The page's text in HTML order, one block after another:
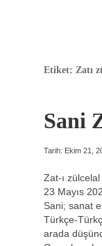
Etiket: Zatı
Sani
Tarih: Ekim 21,
Zat-ı
23 Mayıs
Sani; sanat
Türkçe-
arada